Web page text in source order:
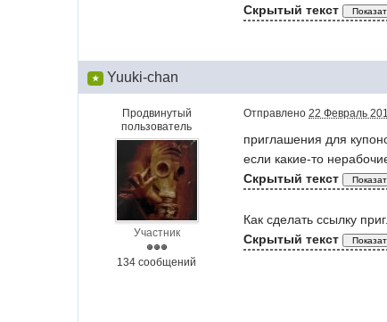
Скрытый текст
★ Yuuki-chan
Продвинутый
пользователь
Участник
134 сообщений
Отправлено22 Февраль
приглашения для
если какие-то
Скрытый текст
Как сделать ссылку
Скрытый текст